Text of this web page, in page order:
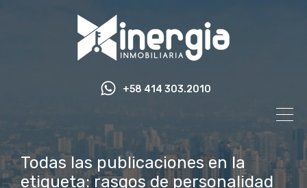
+58 414 303.2010
Todas las publicaciones en la
etiqueta: rasgos de personalidad